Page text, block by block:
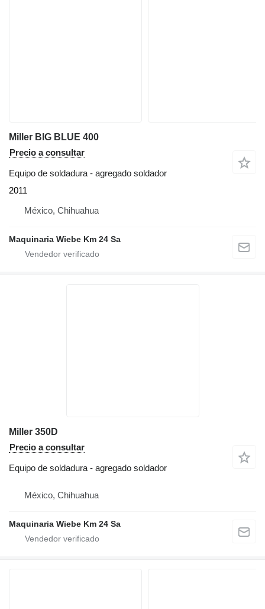
Miller BIG BLUE 400
Precio a consultar
Equipo de soldadura - agregado soldador
2011
México, Chihuahua
Maquinaria Wiebe Km 24 Sa
Miller 350D
Precio a consultar
Equipo de soldadura - agregado soldador
México, Chihuahua
Maquinaria Wiebe Km 24 Sa